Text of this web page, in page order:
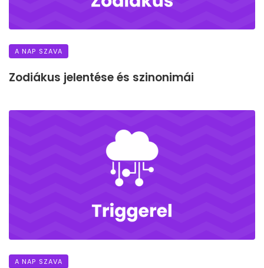
A NAP SZAVA
Zodiákus jelentése és szinonimái
A NAP SZAVA